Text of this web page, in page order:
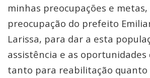
minhas preocupações e
preocupação do prefeito
Larissa, para dar a esta
assistência e as oportunidades
tanto para reabilitação quanto